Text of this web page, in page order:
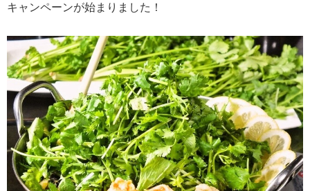
キャンペーンが始まりました！